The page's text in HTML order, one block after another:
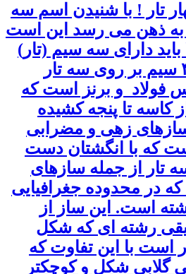
تار ! با شنیدن اسم سه
به ذهن می رسد این است
باید دارای سه سیم (تار)
باشد. اما در واقع ۴ سیم بر روی سه تار
فولاد و برنز است که
کاسه تا پنجه کشیده
زهی و مضرابی
که با انگشتان دست
تار از جمله سازهای
در محدوده جغرافیایی
است. این ساز از
رشته ای که شکل
است با این تفاوت که
شکل و کوچکتر